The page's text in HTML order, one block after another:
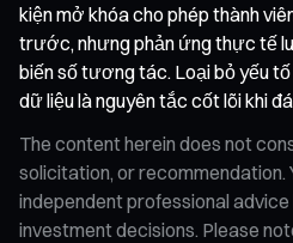
kiện mở khóa cho phép thành
trước, nhưng phản ứng thực tế
biến số tương tác. Loại bỏ yếu
dữ liệu là nguyên tắc cốt lõi khi
The content herein does not
solicitation, or recommendation.
independent professional
investment decisions. Please